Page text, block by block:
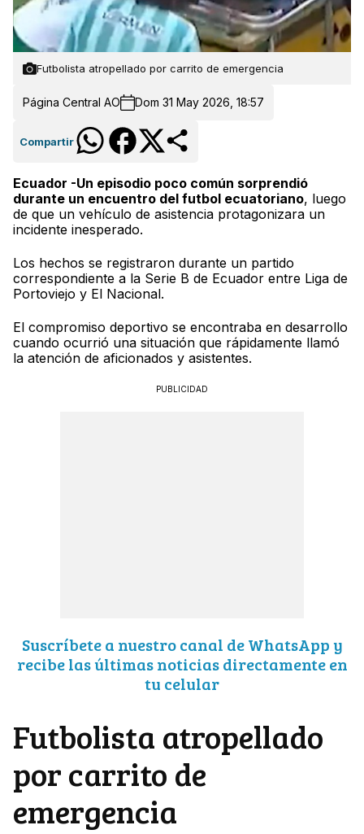
Futbolista atropellado por carrito de emergencia
Página Central AO Dom 31 May 2026, 18:57
Compartir
Ecuador -Un episodio poco común sorprendió
durante un encuentro del futbol ecuatoriano, luego
de que un vehículo de asistencia protagonizara un
incidente inesperado.
Los hechos se registraron durante un partido
correspondiente a la Serie B de Ecuador entre Liga de
Portoviejo y El Nacional.
El compromiso deportivo se encontraba en desarrollo
cuando ocurrió una situación que rápidamente llamó
la atención de aficionados y asistentes.
PUBLICIDAD
Suscríbete a nuestro canal de WhatsApp y
recibe las últimas noticias directamente en
tu celular
Futbolista atropellado
por carrito de
emergencia